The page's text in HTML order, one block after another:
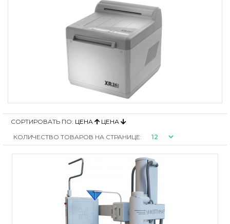
СОРТИРОВАТЬ ПО: ЦЕНА
ЦЕНА
КОЛИЧЕСТВО ТОВАРОВ НА СТРАНИЦЕ: